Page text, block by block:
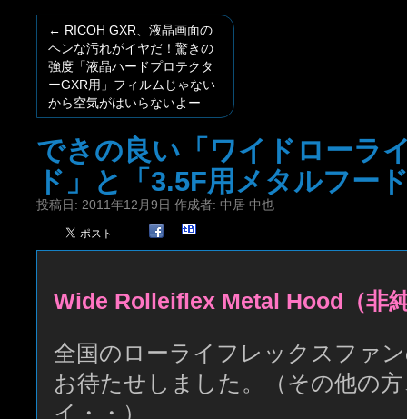
← RICOH GXR、液晶画面の
ヘンな汚れがイヤだ！驚きの
強度「液晶ハードプロテクタ
ーGXR用」フィルムじゃない
から空気がはいらないよー
できの良い「ワイドローラ
ド」と「3.5F用メタルフー
投稿日: 2011年12月9日 作成者: 中居 中也
Wide Rolleiflex Metal Hood（非
全国のローライフレックスファ
お待たせしました。（その他の
イ・・）